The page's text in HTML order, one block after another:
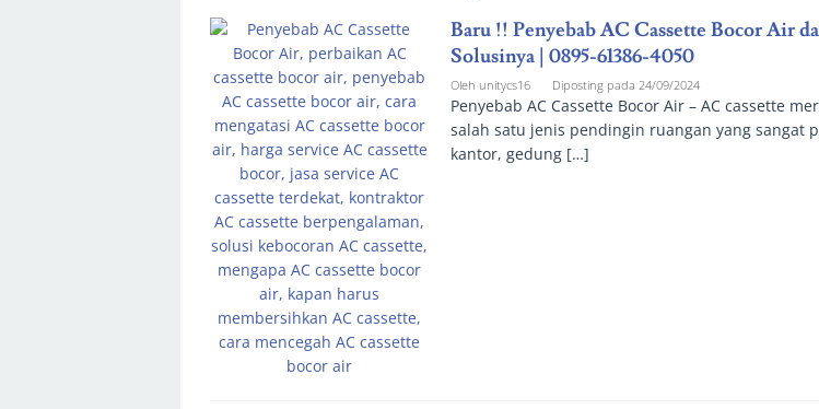
Baru !! Penyebab AC Cassette Bocor Air
Solusinya | 0895-61386-4050
Oleh unitycs16 Diposting pada 24/09/2024
Penyebab AC Cassette Bocor Air – AC cassette
salah satu jenis pendingin ruangan yang sangat
kantor, gedung […]